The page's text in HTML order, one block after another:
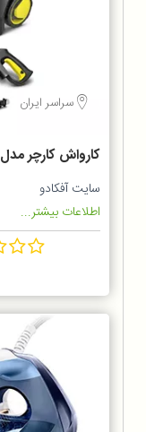
سراسر ایران
کارواش کارچر مدل K5 Compact
سایت آفکادو
اطلاعات بیشتر...